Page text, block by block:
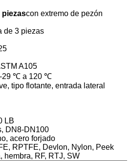
piezascon extremo de pezón
de 3 piezas
A105
-29 ℃ a 120 ℃
tipo flotante, entrada lateral
LB
DN8-DN100
acero forjado
RPTFE, Devlon, Nylon, Peek
hembra, RF, RTJ, SW